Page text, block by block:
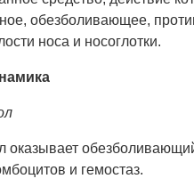
обезболивающее,
носа и носоглотки.
оказывает
и гемостаз.